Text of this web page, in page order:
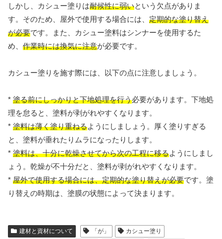
しかし、カシュー塗りは耐候性に弱いという欠点がありま
す。そのため、屋外で使用する場合には、 定期的な塗り替え
が必要です。また、カシュー塗料はシンナーを使用するた
め、 作業時には換気に注意が必要です。
カシュー塗りを施す際には、以下の点に注意しましょう。
* 塗る前にしっかりと下地処理を行う必要があります。下地処
理を怠ると、塗料が剥がれやすくなります。
* 塗料は薄く塗り重ねるようにしましょう。厚く塗りすぎる
と、塗料が垂れたりムラになったりします。
* 塗料は、十分に乾燥させてから次の工程に移るようにしまし
ょう。乾燥が不十分だと、塗料が剥がれやすくなります。
* 屋外で使用する場合には、定期的な塗り替えが必要です。塗
り替えの時期は、塗膜の状態によって決まります。
建材と資材について 「が」
カシュー塗り